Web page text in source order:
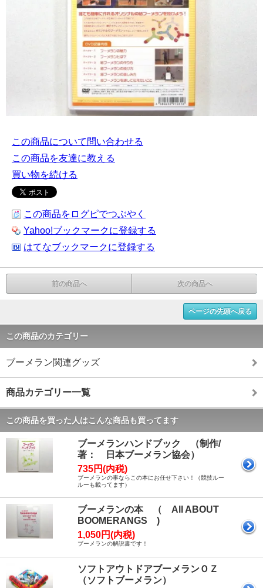
この商品について問い合わせる
この商品を友達に教える
買い物を続ける
この商品をログピでつぶやく
Yahoo!ブックマークに登録する
はてなブックマークに登録する
前の商品へ 次の商品へ
ページの先頭へ戻る
この商品のカテゴリー
ブーメラン関連グッズ
商品カテゴリー一覧
この商品を買った人はこんな商品も買ってます
ブーメランハンドブック （制作/
著： 日本ブーメラン協会）
735円(内税)
ブーメランの事ならこの本にお任せ下さい！（競技ルー
ルーも載ってます）
ブーメランの本 （ All ABOUT
BOOMERANGS )
1,050円(内税)
ブーメランの解説書です！
ソフトアウトドアブーメランＯＺ
（ソフトブーメラン）